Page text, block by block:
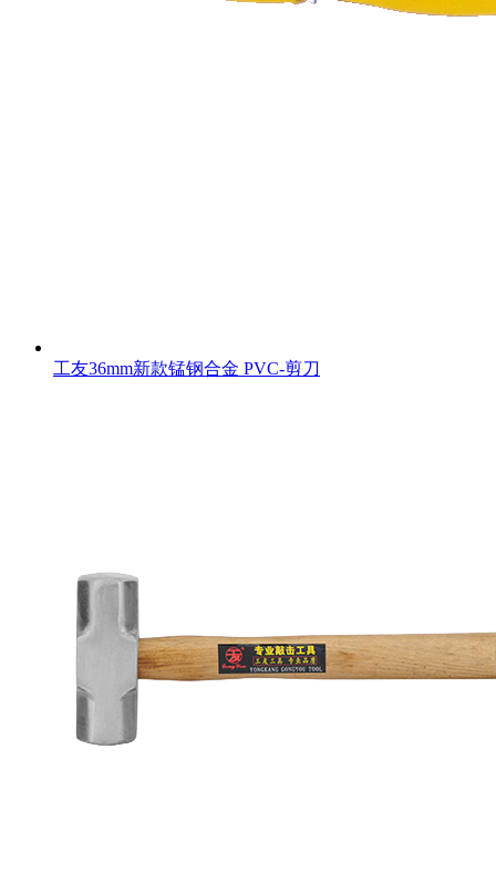
工友36mm新款锰钢合金 PVC-剪刀